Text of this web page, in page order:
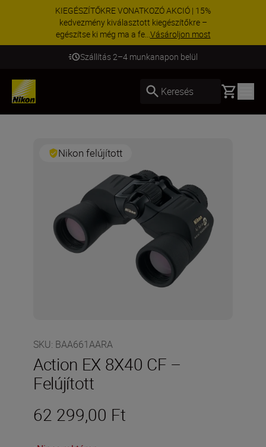
KIEGÉSZÍTŐKRE VONATKOZÓ AKCIÓ | 15%
kedvezmény kiválasztott kiegészítőkre –
egészítse ki még ma a fe...Vásároljon most
Szállítás 2–4 munkanapon belül
Keresés Basket
Nikon felújított
SKU: BAA661AARA
Action EX 8X40 CF –
Felújított
62 299,00 Ft